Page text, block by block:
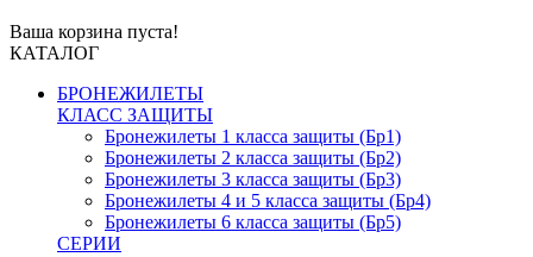
Ваша корзина пуста!
КАТАЛОГ
БРОНЕЖИЛЕТЫ
КЛАСС ЗАЩИТЫ
Бронежилеты 1 класса защиты (Бр1)
Бронежилеты 2 класса защиты (Бр2)
Бронежилеты 3 класса защиты (Бр3)
Бронежилеты 4 и 5 класса защиты (Бр4)
Бронежилеты 6 класса защиты (Бр5)
СЕРИИ